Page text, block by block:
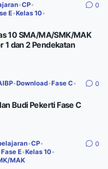
•CP•
E•Kelas 10•
0
10 SMA/MA/SMK/MAK
1 dan 2 Pendekatan
•Download•Fase C •
0
Budi Pekerti Fase C
•CP•
Fase E•Kelas 10•
MAK
0